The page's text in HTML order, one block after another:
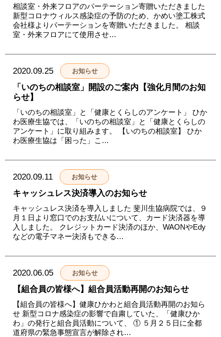
相談室・外来フロアのパーテーション寄贈いただきました
新型コロナウィルス感染症の予防のため、かめい塗工株式
会社様よりパーテーションを寄贈いただきました。 相談
室・外来フロアにて使用させ…
2020.09.25 お知らせ
「いのちの相談室」開設のご案内【強化月間のお知
らせ】
「いのちの相談室」と「健康とくらしのアンケート」 ひか
わ医療生協では、「いのちの相談室」と「健康とくらしの
アンケート」に取り組みます。 【いのちの相談室】 ひか
わ医療生協は「困った」こ…
2020.09.11 お知らせ
キャッシュレス決済導入のお知らせ
キャッシュレス決済を導入しました 斐川生協病院では、９
月１日より窓口でのお支払いについて、カード決済器を導
入しました。 クレジットカード決済のほか、WAONやEdy
などの電子マネー決済もできる…
2020.06.05 お知らせ
【組合員の皆様へ】組合員活動再開のお知らせ
【組合員の皆様へ】健康ひかわと組合員活動再開のお知ら
せ 新型コロナ感染症の影響で自粛していた、「健康ひか
わ」の発行と組合員活動について、 ① ５月２５日に全都
道府県の緊急事態宣言が解除され…